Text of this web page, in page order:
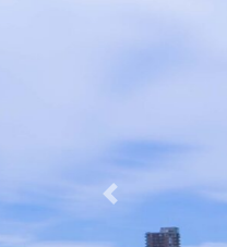
Previous